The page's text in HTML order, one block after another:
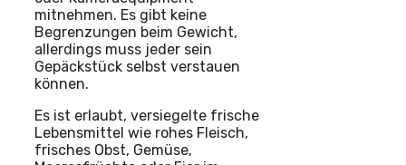
mitnehmen. Es gibt keine
Begrenzungen beim Gewicht,
allerdings muss jeder sein
Gepäckstück selbst verstauen
können.
Es ist erlaubt, versiegelte frische
Lebensmittel wie rohes Fleisch,
frisches Obst, Gemüse,